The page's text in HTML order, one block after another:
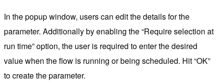
In the popup window, users can edit the details for the
parameter. Additionally by enabling the “Require selection at
run time” option, the user is required to enter the desired
value when the flow is running or being scheduled. Hit “OK”
to create the parameter.